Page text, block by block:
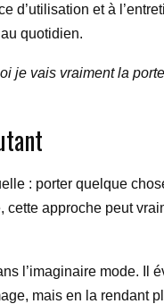
d’utilisation et à
quotidien.
je vais vraiment la
: porter quelque
approche peut
l’imaginaire mode.
mais en la rendant